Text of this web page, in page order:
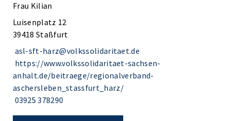
Frau Kilian
Luisenplatz 12
39418 Staßfurt
asl-sft-harz@volkssolidaritaet.de
https://www.volkssolidaritaet-sachsen-
anhalt.de/beitraege/regionalverband-
aschersleben_stassfurt_harz/
03925 378290